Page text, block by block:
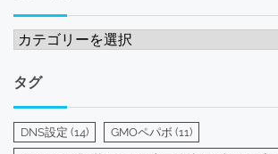
カ
ゴ
リ
ー
タグ
DNS設定 (14) GMOペパボ (11)